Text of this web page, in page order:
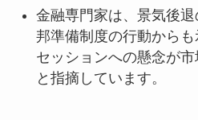
金融専門家は、景気後
邦準備制度の行動から
セッションへの懸念が
と指摘しています。